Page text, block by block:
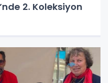
2. Koleksiyon